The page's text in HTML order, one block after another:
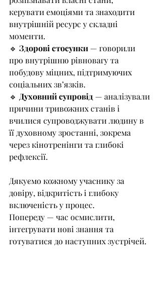
керувати емоціями та знаходити
внутрішній ресурс у складні
моменти.
🔹 Здорові стосунки — говорили
про внутрішню рівновагу та
побудову міцних, підтримуючих
соціальних зв’язків.
🔹 Духовний супровід — аналізували
причини тривожних станів і
вчилися супроводжувати людину в
її духовному зростанні, зокрема
через кінотренінги та глибокі
рефлексії.
Дякуємо кожному учаснику за
довіру, відкритість і глибоку
включеність у процес.
Попереду — час осмислити,
інтегрувати нові знання та
готуватися до наступних зустрічей.